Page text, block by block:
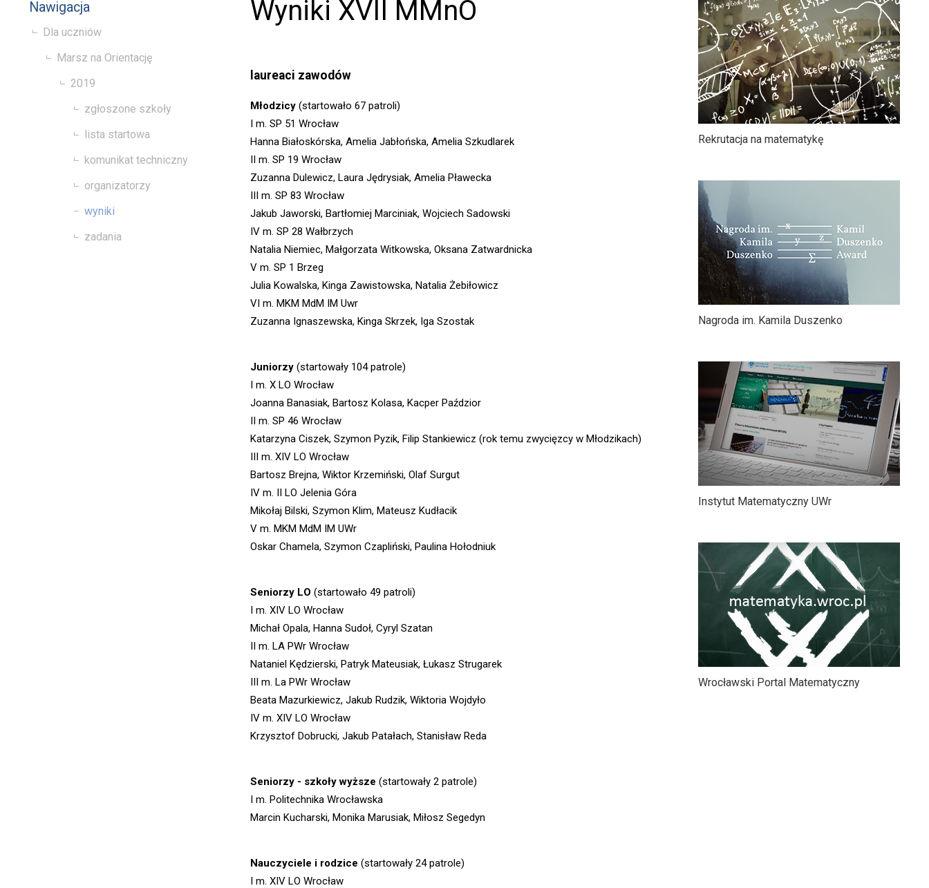
Nawigacja
Dla uczniów
Marsz na Orientację
2019
zgłoszone szkoły
lista startowa
komunikat techniczny
organizatorzy
wyniki
zadania
Wyniki XVII MMnO
laureaci zawodów
Młodzicy (startowało 67 patroli)
I m. SP 51 Wrocław
Hanna Białoskórska, Amelia Jabłońska, Amelia Szkudlarek
II m. SP 19 Wrocław
Zuzanna Dulewicz, Laura Jędrysiak, Amelia Pławecka
III m. SP 83 Wrocław
Jakub Jaworski, Bartłomiej Marciniak, Wojciech Sadowski
IV m. SP 28 Wałbrzych
Natalia Niemiec, Małgorzata Witkowska, Oksana Zatwardnicka
V m. SP 1 Brzeg
Julia Kowalska, Kinga Zawistowska, Natalia Żebiłowicz
VI m. MKM MdM IM Uwr
Zuzanna Ignaszewska, Kinga Skrzek, Iga Szostak
Juniorzy (startowały 104 patrole)
I m. X LO Wrocław
Joanna Banasiak, Bartosz Kolasa, Kacper Paździor
II m. SP 46 Wrocław
Katarzyna Ciszek, Szymon Pyzik, Filip Stankiewicz (rok temu zwycięzcy w Młodzikach)
III m. XIV LO Wrocław
Bartosz Brejna, Wiktor Krzemiński, Olaf Surgut
IV m. II LO Jelenia Góra
Mikołaj Bilski, Szymon Klim, Mateusz Kudłacik
V m. MKM MdM IM UWr
Oskar Chamela, Szymon Czapliński, Paulina Hołodniuk
Seniorzy LO (startowało 49 patroli)
I m. XIV LO Wrocław
Michał Opala, Hanna Sudoł, Cyryl Szatan
II m. LA PWr Wrocław
Nataniel Kędzierski, Patryk Mateusiak, Łukasz Strugarek
III m. La PWr Wrocław
Beata Mazurkiewicz, Jakub Rudzik, Wiktoria Wojdyło
IV m. XIV LO Wrocław
Krzysztof Dobrucki, Jakub Patałach, Stanisław Reda
Seniorzy - szkoły wyższe (startowały 2 patrole)
I m. Politechnika Wrocławska
Marcin Kucharski, Monika Marusiak, Miłosz Segedyn
Nauczyciele i rodzice (startowały 24 patrole)
I m. XIV LO Wrocław
Rekrutacja na matematykę
Nagroda im. Kamila Duszenko
Instytut Matematyczny UWr
Wrocławski Portal Matematyczny